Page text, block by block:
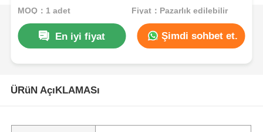
and 0~500N Test Load Range for 75mm
boyutlu armatürler ve 75mm Reciprocating
Stroke için 0 ~ 500N Test Yük aralığı ile
MOQ：1 adet Fiyat：Pazarlık edilebilir
En iyi fiyat Şimdi sohbet et.
ÜRüN AçıKLAMASı